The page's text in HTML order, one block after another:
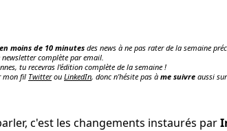
en moins de 10 minutes des news à ne pas rater de la semaine
newsletter complète par email.
tu recevras l'édition complète de la semaine !
mon fil Twitterou LinkedIn, donc n'hésite pas à me suivre aussi
c'est les changements instaurés par